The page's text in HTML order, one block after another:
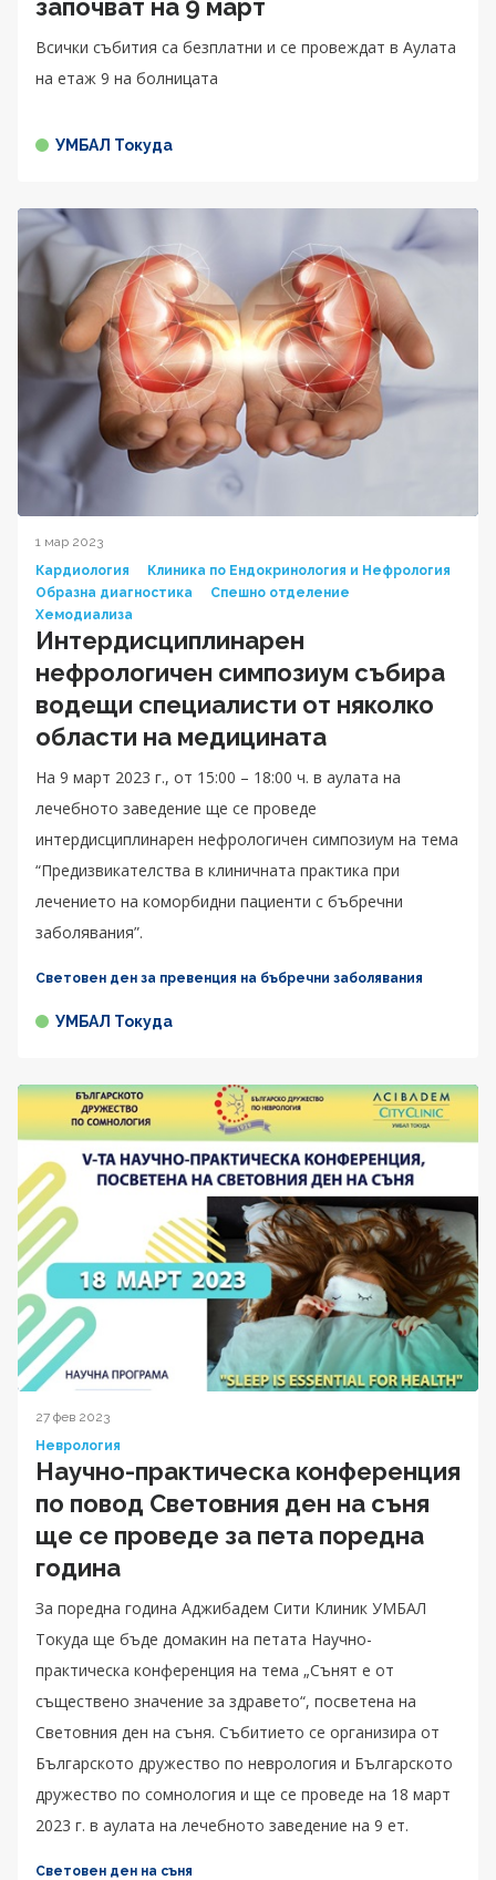
започват на 9 март
Всички събития са безплатни и се провеждат в Аулата
на етаж 9 на болницата
УМБАЛ Токуда
1 мар 2023
Кардиология
Клиника по Ендокринология и Нефрология
Образна диагностика
Спешно отделение
Хемодиализа
Интердисциплинарен
нефрологичен симпозиум събира
водещи специалисти от няколко
области на медицината
На 9 март 2023 г., от 15:00 – 18:00 ч. в аулата на
лечебното заведение ще се проведе
интердисциплинарен нефрологичен симпозиум на тема
“Предизвикателства в клиничната практика при
лечението на коморбидни пациенти с бъбречни
заболявания”.
Световен ден за превенция на бъбречни заболявания
УМБАЛ Токуда
27 фев 2023
Неврология
Научно-практическа конференция
по повод Световния ден на съня
ще се проведе за пета поредна
година
За поредна година Аджибадем Сити Клиник УМБАЛ
Токуда ще бъде домакин на петата Научно-
практическа конференция на тема „Сънят е от
съществено значение за здравето“, посветена на
Световния ден на съня. Събитието се организира от
Българското дружество по неврология и Българското
дружество по сомнология и ще се проведе на 18 март
2023 г. в аулата на лечебното заведение на 9 ет.
Световен ден на съня